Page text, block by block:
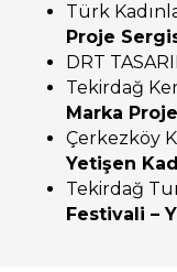
Türk
Proje
DRT
Tekirdağ
Marka
Çerkezköy
Yetişen
Tekirdağ
Festivali –